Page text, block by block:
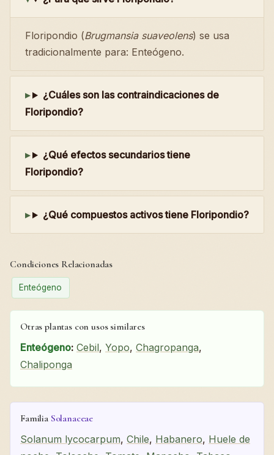
Floripondio (Brugmansia suaveolens) se usa
tradicionalmente para: Enteógeno.
¿Cuáles son las contraindicaciones de
Floripondio?
¿Qué efectos secundarios tiene
Floripondio?
¿Qué compuestos activos tiene Floripondio?
Condiciones Relacionadas
Enteógeno
Otras plantas con usos similares
Enteógeno: Cebil, Yopo, Chagropanga,
Chaliponga
Familia Solanaceae
Solanum lycocarpum, Chile, Habanero, Huele de